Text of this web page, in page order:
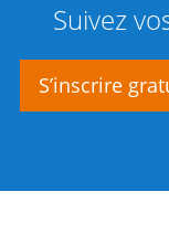
Suivez
S’inscrire